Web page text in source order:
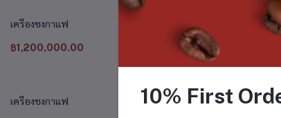
เครื่องชงกาแฟ
฿1,200,000.00
เครื่องชงกาแฟ
เครื่องชงกาแฟ
เครื่องแทมป์อัตโนมัติ
10% First